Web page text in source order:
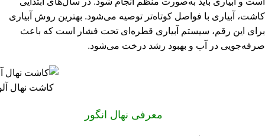
کاشت، آبیاری با فواصل کوتاه‌تر توصیه می‌شود. بهترین روش آبیاری
برای این رقم، سیستم آبیاری قطره‌ای تحت فشار است که باعث
صرفه‌جویی در آب و بهبود رشد درخت می‌شود.
کاشت نهال
معرفی نهال انگور